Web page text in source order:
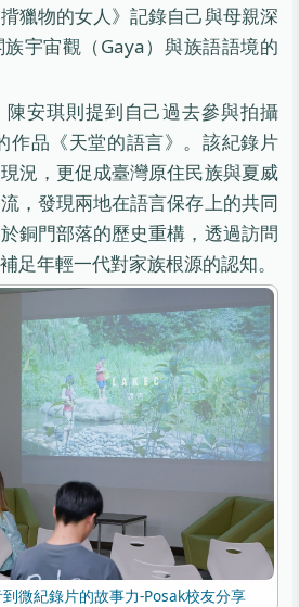
獵物的女人》記錄自己與母親深
宇宙觀（Gaya）與族語語境的
安琪則提到自己過去參與拍攝
作品《天堂的語言》。該紀錄片
況，更促成臺灣原住民族與夏威
，發現兩地在語言保存上的共同
銅門部落的歷史重構，透過訪問
足年輕一代對家族根源的認知。
微紀錄片的故事力-Posak校友分享